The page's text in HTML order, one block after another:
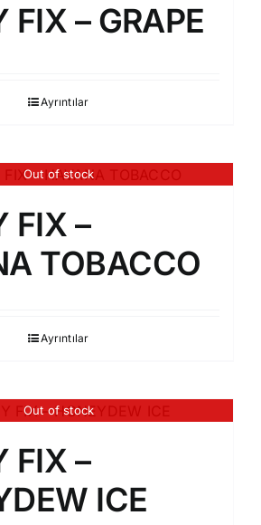
FIX – GRAPE
Ayrıntılar
Out of stock
FIX –
TOBACCO
Ayrıntılar
Out of stock
FIX –
ICE